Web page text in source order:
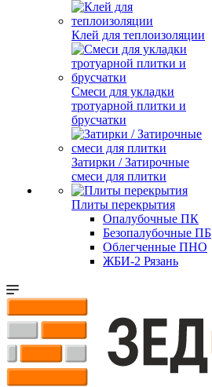
Клей для теплоизоляции
Смеси для укладки
тротуарной плитки и
брусчатки
Затирки / Затирочные
смеси для плитки
Плиты перекрытия
Опалубочные ПК
Безопалубочные ПБ
Облегченные ПНО
ЖБИ-2 Рязань